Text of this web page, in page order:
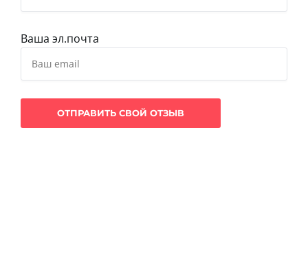
Ваша эл.почта